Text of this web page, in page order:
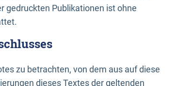
gedruckten Publikationen ist ohne
zu betrachten, von dem aus auf diese
dieses Textes der geltenden